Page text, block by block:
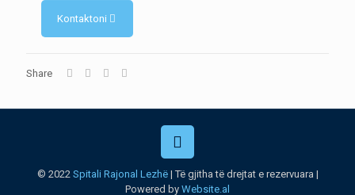
Kontaktoni
Share
© 2022 Spitali Rajonal Lezhë| Të gjitha të drejtat e rezervuara |
Powered by Website.al